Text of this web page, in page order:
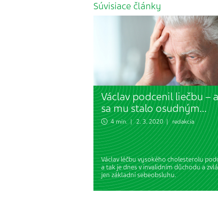
Súvisiace články
Václav podcenil liečbu –
sa mu stalo osudným...
4 min. | 2. 3. 2020 | redakcia
Václav léčbu vysokého cholesterolu
a tak je dnes v invalidním důchodu a
jen základní sebeobsluhu.